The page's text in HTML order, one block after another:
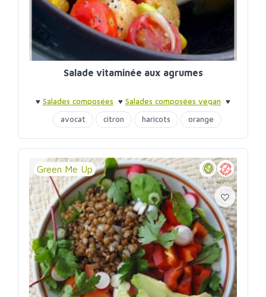
Salade vitaminée aux agrumes
♥ Salades composées ♥ Salades composées vegan ♥
Déjeuner au bureau ♥Déjeuner au bureau
avocat citron haricots orange
pamplemousse
Green Me Up